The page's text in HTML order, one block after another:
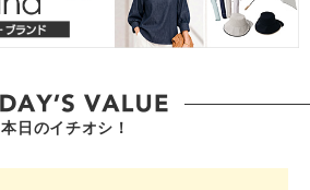
本日のイチオシ！